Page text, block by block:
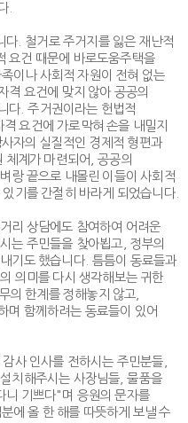
다 철거로 주거지를 잃은 재난적
요건 때문에 바로도움주택을
이나 사회적 자원이 전혀 없는
격 요건에 맞지 않아 공공의
다 .주거권이라는 헌법적
격 요건에 가로막혀 손을 내밀지
사자의 실질적인 경제적 형편과
체계가 마련되어
,공공의
랑 끝으로 내몰린 이들이 사회적
기를 간절히 바라게 되었습니다.
리 상담에도 참여하여 어려운
는 주민들을 찾아뵙고 정부의
기도 했습니다. 틈틈이 동료들과
의미를 다시 생각해보는 귀한
의 한계를 정해놓지 않고
며 함께하려는 동료들이 있어
사 인사를 전하시는 주민분들
치해주시는 사장님들 ,물품을
니 기쁘다" 며 응원의 문자를
에 올 한 해를 따뜻하게 보낼 수